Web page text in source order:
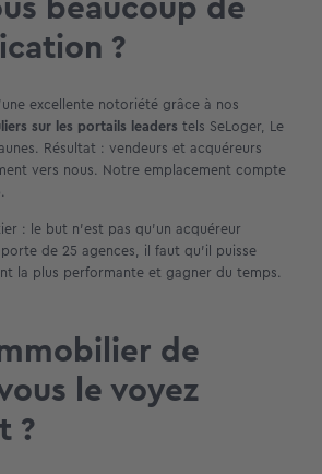
?
excellente notoriété grâce à nos
sur les portails leaders tels SeLoger, Le
Résultat : vendeurs et acquéreurs
vers nous. Notre emplacement compte
: le but n’est pas qu’un acquéreur
de 25 agences, il faut qu’il puisse
la plus performante et gagner du temps.
de
le voyez
?